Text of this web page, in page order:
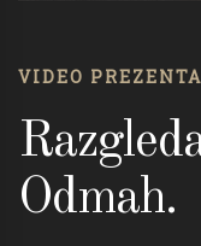
VIDEO
Odmah.